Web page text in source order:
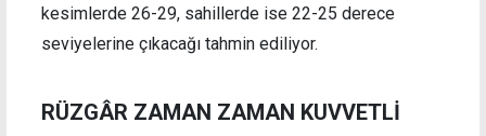
kesimlerde 26-29, sahillerde ise 22-25 derece
seviyelerine çıkacağı tahmin ediliyor.
RÜZGÂR ZAMAN ZAMAN KUVVETLİ